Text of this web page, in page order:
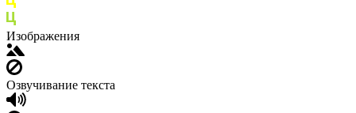
Изображения
Озвучивание текста